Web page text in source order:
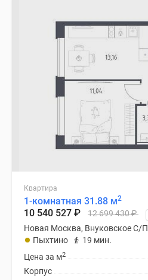
Квартира
1-комнатная 31.88 м2
10 540 527 ₽ 12 699 430₽
Новая Москва, Внуковское С/П
Пыхтино
19 мин.
Цена за м2
Корпус